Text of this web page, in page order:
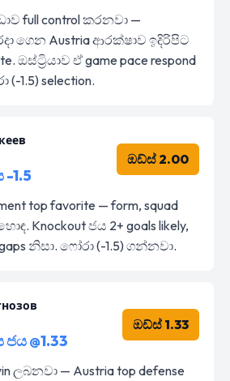
full control කරනවා —
රදා ගෙන Austria ආරක්ෂාව ඉදිරිපිට
ඔස්ට්‍රියාව ඒ game pace respond
1.5) selection.
1.5
ඔඩ්ස් 2.00
top favorite — form, squad
Knockout ජය 2+ goals likely,
නිසා. ෆෝරා (-1.5) ගන්නවා.
@1.33
ඔඩ්ස් 1.33
ලබනවා — Austria top defense